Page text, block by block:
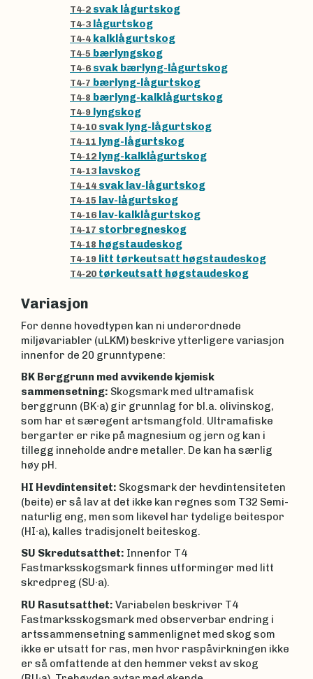
T4-2 svak lågurtskog
T4-3 lågurtskog
T4-4 kalklågurtskog
T4-5 bærlyngskog
T4-6 svak bærlyng-lågurtskog
T4-7 bærlyng-lågurtskog
T4-8 bærlyng-kalklågurtskog
T4-9 lyngskog
T4-10 svak lyng-lågurtskog
T4-11 lyng-lågurtskog
T4-12 lyng-kalklågurtskog
T4-13 lavskog
T4-14 svak lav-lågurtskog
T4-15 lav-lågurtskog
T4-16 lav-kalklågurtskog
T4-17 storbregneskog
T4-18 høgstaudeskog
T4-19 litt tørkeutsatt høgstaudeskog
T4-20 tørkeutsatt høgstaudeskog
Variasjon
For denne hovedtypen kan ni underordnede
miljøvariabler (uLKM) beskrive ytterligere variasjon
innenfor de 20 grunntypene:
BK Berggrunn med avvikende kjemisk
sammensetning: Skogsmark med ultramafisk
berggrunn (BK∙a) gir grunnlag for bl.a. olivinskog,
som har et særegent artsmangfold. Ultramafiske
bergarter er rike på magnesium og jern og kan i
tillegg inneholde andre metaller. De kan ha særlig
høy pH.
HI Hevdintensitet: Skogsmark der hevdintensiteten
(beite) er så lav at det ikke kan regnes som T32 Semi-
naturlig eng, men som likevel har tydelige beitespor
(HI∙a), kalles tradisjonelt beiteskog.
SU Skredutsatthet: Innenfor T4
Fastmarksskogsmark finnes utforminger med litt
skredpreg (SU∙a).
RU Rasutsatthet: Variabelen beskriver T4
Fastmarksskogsmark med observerbar endring i
artssammensetning sammenlignet med skog som
ikke er utsatt for ras, men hvor raspåvirkningen ikke
er så omfattende at den hemmer vekst av skog